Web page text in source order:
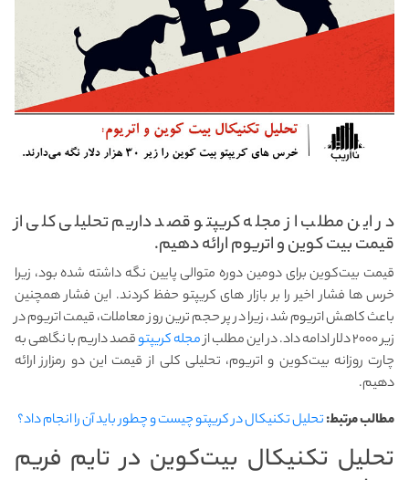
در این مطلب از مجله کریپتو قصد داریم تحلیلی کلی از
قیمت بیت کوین و اتریوم ارائه دهیم.
قیمت بیت‌کوین برای دومین دوره متوالی پایین‌ نگه داشته شده بود، زیرا
خرس ها فشار اخیر را بر بازار های کریپتو حفظ کردند. این فشار همچنین
باعث کاهش اتریوم شد، زیرا در پر حجم ترین روز معاملات، قیمت اتریوم در
زیر ۲۰۰۰ دلار ادامه داد. در این مطلب از
مجله کریپتوقصد داریم با نگاهی به
چارت روزانه بیت‌کوین و اتریوم، تحلیلی کلی از قیمت این دو رمزارز ارائه
دهیم.
مطالب مرتبط:تحلیل تکنیکال در کریپتو چیست و چطور باید آن را انجام داد؟
تحلیل تکنیکال بیت‌کوین در تایم فریم